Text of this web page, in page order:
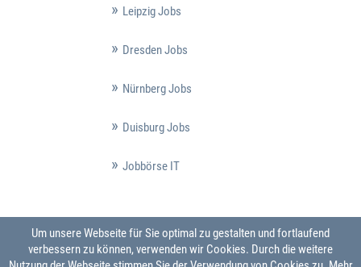
Leipzig Jobs
Dresden Jobs
Nürnberg Jobs
Duisburg Jobs
Jobbörse IT
Um unsere Webseite für Sie optimal zu gestalten und fortlaufend
verbessern zu können, verwenden wir Cookies. Durch die weitere